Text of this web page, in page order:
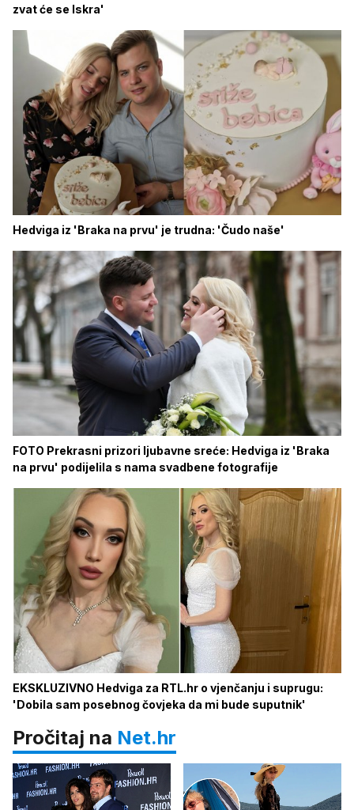
zvat će se Iskra'
Hedviga iz 'Braka na prvu' je trudna: 'Čudo naše'
FOTO Prekrasni prizori ljubavne sreće: Hedviga iz 'Braka
na prvu' podijelila s nama svadbene fotografije
EKSKLUZIVNO Hedviga za RTL.hr o vjenčanju i suprugu:
'Dobila sam posebnog čovjeka da mi bude suputnik'
Pročitaj na Net.hr